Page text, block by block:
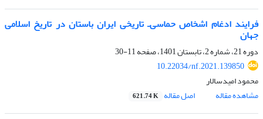
فرایند ادغام اشخاص حماسی‌ـ‌ تاریخی ایران باستان در تاریخ اسلامی
جهان
دوره 21، شماره 2، تابستان 1401، صفحه
11-30
10.22034/nf.2021.139850
محمود امیدسالار
مشاهده مقاله
اصل مقاله 621.74 K